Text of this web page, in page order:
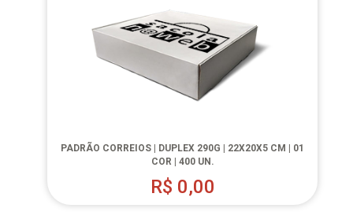
PADRÃO CORREIOS | DUPLEX 290G | 22X20X5 CM | 01
COR | 400 UN.
R$ 0,00